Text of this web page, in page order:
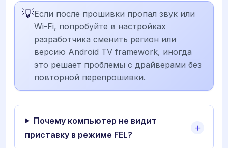
💡Если после прошивки пропал звук или
Wi-Fi, попробуйте в настройках
разработчика сменить регион или
версию Android TV framework, иногда
это решает проблемы с драйверами без
повторной перепрошивки.
Почему компьютер не видит
приставку в режиме FEL?